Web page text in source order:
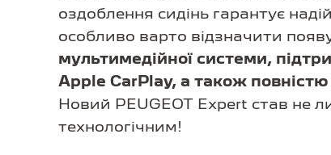
оздоблення сидінь гарантує
особливо варто відзначити
мультимедійної системи,
Apple CarPlay, а також
Новий PEUGEOT Expert став не
технологічним!